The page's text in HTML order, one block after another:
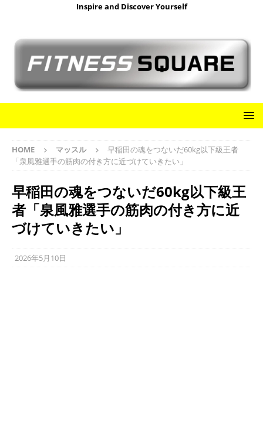
Inspire and Discover Yourself
HOME マッスル
早稲田の魂をつないだ60kg以下級王者
「泉風雅選手の筋肉の付き方に近づけていきたい」
早稲田の魂をつないだ60kg以下級王
者「泉風雅選手の筋肉の付き方に近
づけていきたい」
2026年5月10日